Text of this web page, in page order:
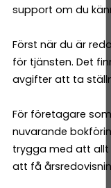
support om du
Först när du är
för tjänsten. Det
avgifter att ta
För företagare
nuvarande
trygga med att
att få